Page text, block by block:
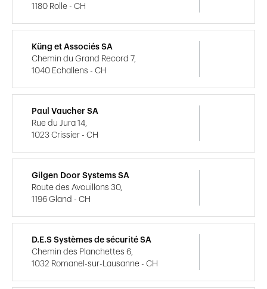
1180 Rolle - CH
Küng et Associés SA
Chemin du Grand Record 7,
1040 Echallens - CH
Paul Vaucher SA
Rue du Jura 14,
1023 Crissier - CH
Gilgen Door Systems SA
Route des Avouillons 30,
1196 Gland - CH
D.E.S Systèmes de sécurité SA
Chemin des Planchettes 6,
1032 Romanel-sur-Lausanne - CH